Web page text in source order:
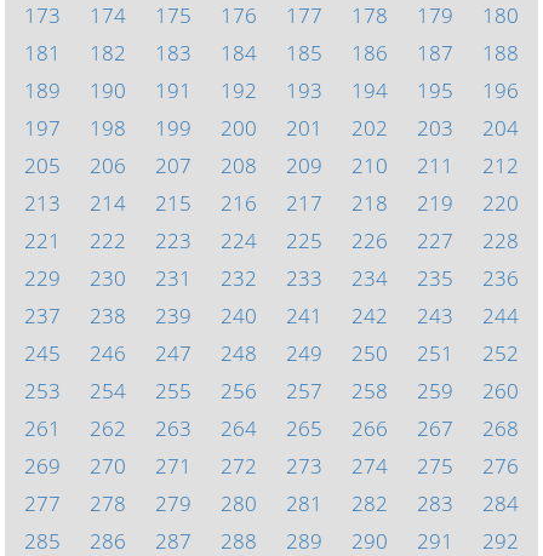
173
174 175 176 177 178 179
180
181
182 183 184 185 186 187
188
189
190 191 192 193 194 195
196
197
198 199 200 201 202 203
204
205
206 207 208 209 210 211
212
213
214 215 216 217 218 219
220
221
222 223 224 225 226 227
228
229
230 231 232 233 234 235
236
237
238 239 240 241 242 243
244
245
246 247 248 249 250 251
252
253
254 255 256 257 258 259
260
261
262 263 264 265 266 267
268
269
270 271 272 273 274 275
276
277
278 279 280 281 282 283
284
285
286 287 288 289 290 291
292